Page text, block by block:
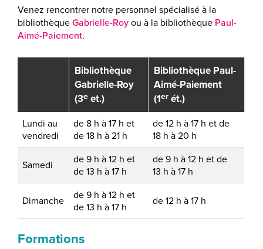
Venez rencontrer notre personnel spécialisé à la
bibliothèqueGabrielle-Royou à la bibliothèque Paul-
Aimé-Paiement.
Bibliothèque
Gabrielle-Roy
(3eet.)
Bibliothèque Paul-
Aimé-Paiement
(1erét.)
Lundi au
vendredi
de 8 h à 17 h et
de 18 h à 21 h
de 12 h à 17 h et de
18 h à 20 h
Samedi
de 9 h à 12 h et
de 13 h à 17 h
de 9 h à 12 h et de
13 h à 17 h
Dimanche
de 9 h à 12 h et
de 13 h à 17 h
de 12 h à 17 h
Formations